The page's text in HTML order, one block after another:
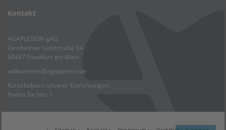
Kontakt
AGAPLESION gAG
Ginnheimer Landstraße 94
60487 Frankfurt am Main
willkommen@agaplesion.de
Kontaktdaten unserer Einrichtungen
finden Sie hier >